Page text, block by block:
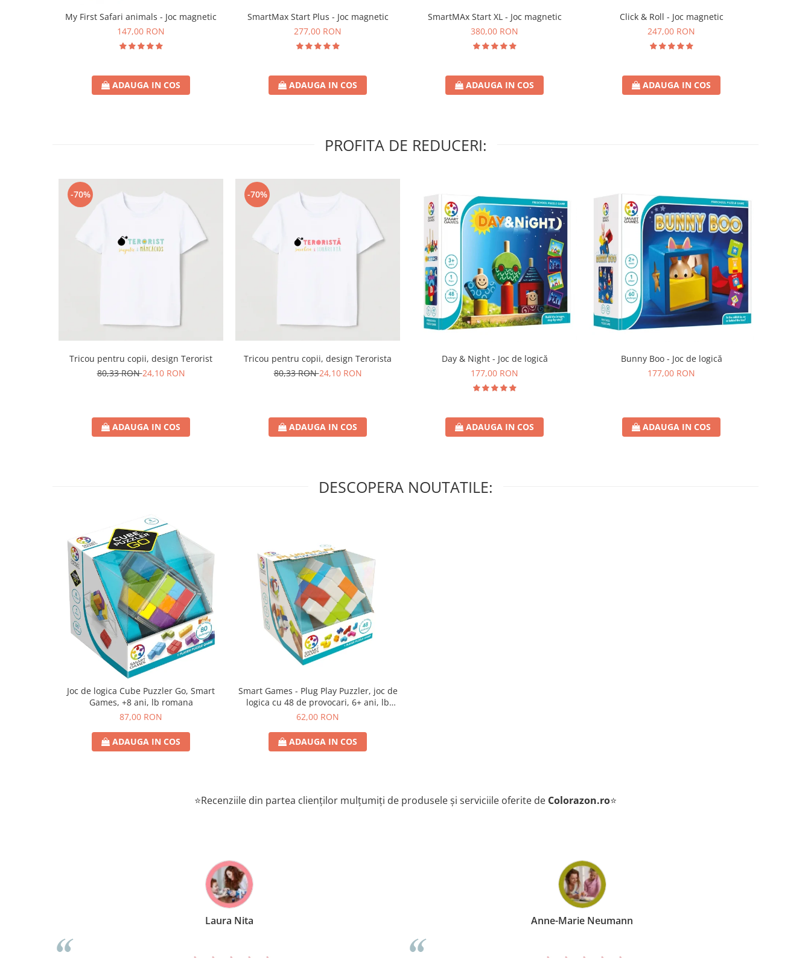
My First Safari animals - Joc magnetic
147,00 RON
ADAUGA IN COS
SmartMax Start Plus - Joc magnetic
277,00 RON
ADAUGA IN COS
SmartMAx Start XL - Joc magnetic
380,00 RON
ADAUGA IN COS
Click & Roll - Joc magnetic
247,00 RON
ADAUGA IN COS
PROFITA DE REDUCERI:
-70%
Tricou pentru copii, design Terorist
80,33 RON24,10 RON
ADAUGA IN COS
-70%
Tricou pentru copii, design Terorista
80,33 RON24,10 RON
ADAUGA IN COS
Day & Night - Joc de logică
177,00 RON
ADAUGA IN COS
Bunny Boo - Joc de logică
177,00 RON
ADAUGA IN COS
DESCOPERA NOUTATILE:
Joc de logica Cube Puzzler Go, Smart
Games, +8 ani, lb romana
87,00 RON
ADAUGA IN COS
Smart Games - Plug Play Puzzler, joc de
logica cu 48 de provocari, 6+ ani, lb
romana
62,00 RON
ADAUGA IN COS
⭐Recenziile din partea clienților mulțumiți de produsele și serviciile oferite de Colorazon.ro⭐